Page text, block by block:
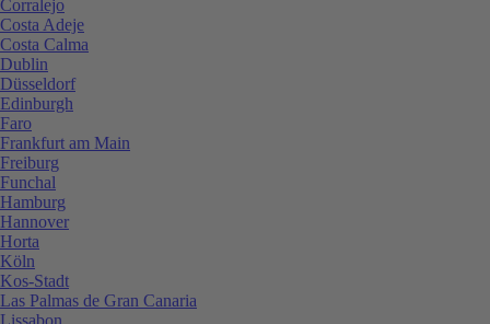
Corralejo
Costa Adeje
Costa Calma
Dublin
Düsseldorf
Edinburgh
Faro
Frankfurt am Main
Freiburg
Funchal
Hamburg
Hannover
Horta
Köln
Kos-Stadt
Las Palmas de Gran Canaria
Lissabon